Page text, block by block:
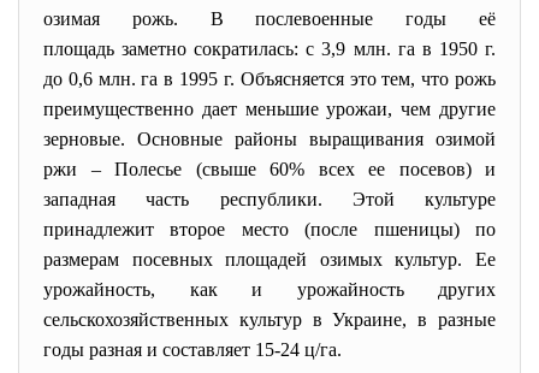
озимая рожь. В послевоенные годы её
площадь заметно сократилась: с 3,9 млн. га в 1950 г.
до 0,6 млн. га в 1995 г. Объясняется это тем, что рожь
преимущественно дает меньшие урожаи, чем другие
зерновые. Основные районы выращивания озимой
ржи – Полесье (свыше 60% всех ее посевов) и
западная часть республики. Этой культуре
принадлежит второе место (после пшеницы) по
размерам посевных площадей озимых культур. Ее
урожайность, как и урожайность других
сельскохозяйственных культур в Украине, в разные
годы разная и составляет 15-24 ц/га.